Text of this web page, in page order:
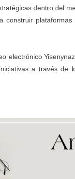
dentro del
electrónico
a través de